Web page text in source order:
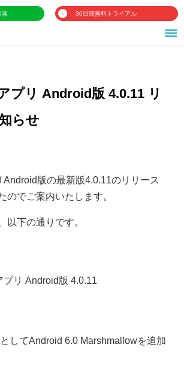
談 30日間無料トライアル
プリ Android版 4.0.11 リ
らせ
Android版の最新版4.0.11のリリース
のでご案内いたします。
以下の通りです。
プリ Android版 4.0.11
してAndroid 6.0 Marshmallowを追加